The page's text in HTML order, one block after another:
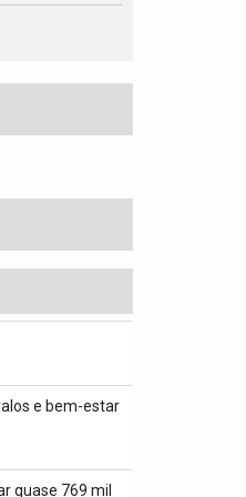
e bem-estar
quase 769 mil